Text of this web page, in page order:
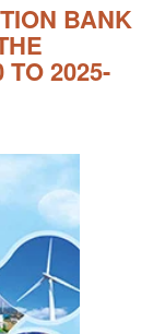
BANK
TO 2025-